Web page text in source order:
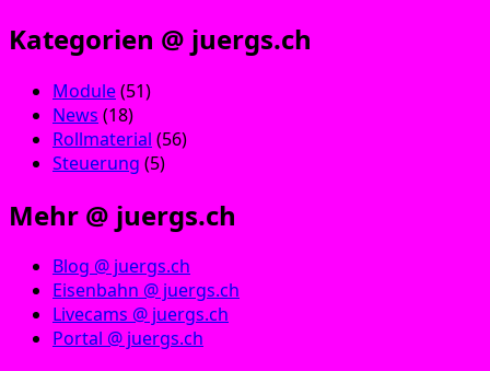
Kategorien @ juergs.ch
Module(51)
News (18)
Rollmaterial (56)
Steuerung (5)
Mehr @ juergs.ch
Blog @ juergs.ch
Eisenbahn @ juergs.ch
Livecams @ juergs.ch
Portal @ juergs.ch